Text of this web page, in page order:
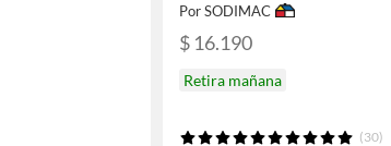
Por SODIMAC
$ 16.190
Retira mañana
(30)